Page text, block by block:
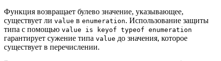
Функция возвращает булево значение, указывающее,
существует ли value в enumeration. Использование защиты
типа с помощью value is keyof typeof enumeration
гарантирует сужение типа value до значения, которое
существует в перечислении.